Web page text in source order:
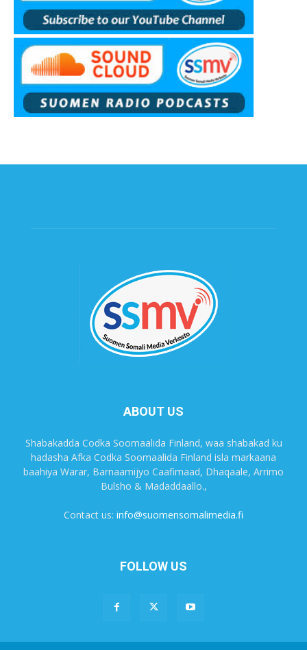
ABOUT US
Shabakadda Codka Soomaalida Finland, waa shabakad ku
hadasha Afka Codka Soomaalida Finland isla markaana
baahiya Warar, Barnaamijyo Caafimaad, Dhaqaale, Arrimo
Bulsho & Madaddaallo.,
Contact us: info@suomensomalimedia.fi
FOLLOW US